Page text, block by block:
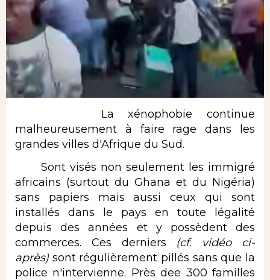
La xénophobie continue
malheureusement à faire rage dans les
grandes villes d'Afrique du Sud.
Sont visés non seulement les immigré
africains (surtout du Ghana et du Nigéria)
sans papiers mais aussi ceux qui sont
installés dans le pays en toute légalité
depuis des années et y possèdent des
commerces. Ces derniers (cf. vidéo ci-
après) sont régulièrement pillés sans que la
police n'intervienne. Près dee 300 familles